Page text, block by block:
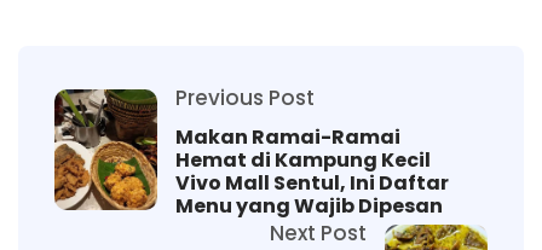
Previous Post
Makan Ramai-Ramai
Hemat di Kampung Kecil
Vivo Mall Sentul, Ini Daftar
Menu yang Wajib Dipesan
Next Post